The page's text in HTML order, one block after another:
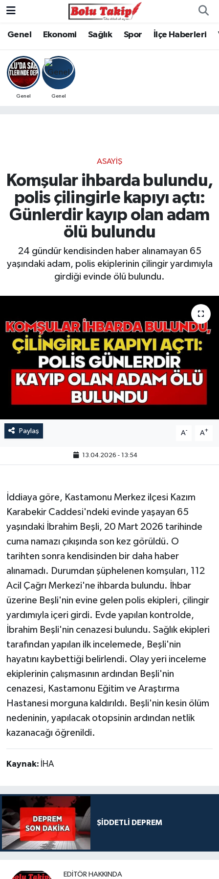
Genel Ekonomi Sağlık Spor İlçe Haberleri
Genel Genel
ASAYIŞ
Komşular ihbarda bulundu,
polis çilingirle kapıyı açtı:
Günlerdir kayıp olan adam
ölü bulundu
24 gündür kendisinden haber alınamayan 65
yaşındaki adam, polis ekiplerinin çilingir yardımıyla
girdiği evinde ölü bulundu.
Paylaş A- A+
13.04.2026 - 13:54
İddiaya göre, Kastamonu Merkez ilçesi Kazım
Karabekir Caddesi'ndeki evinde yaşayan 65
yaşındaki İbrahim Beşli, 20 Mart 2026 tarihinde
cuma namazı çıkışında son kez görüldü. O
tarihten sonra kendisinden bir daha haber
alınamadı. Durumdan şüphelenen komşuları, 112
Acil Çağrı Merkezi'ne ihbarda bulundu. İhbar
üzerine Beşli'nin evine gelen polis ekipleri, çilingir
yardımıyla içeri girdi. Evde yapılan kontrolde,
İbrahim Beşli'nin cenazesi bulundu. Sağlık ekipleri
tarafından yapılan ilk incelemede, Beşli'nin
hayatını kaybettiği belirlendi. Olay yeri inceleme
ekiplerinin çalışmasının ardından Beşli'nin
cenazesi, Kastamonu Eğitim ve Araştırma
Hastanesi morguna kaldırıldı. Beşli'nin kesin ölüm
nedeninin, yapılacak otopsinin ardından netlik
kazanacağı öğrenildi.
Kaynak: İHA
ŞİDDETLİ DEPREM
EDITÖR HAKKINDA